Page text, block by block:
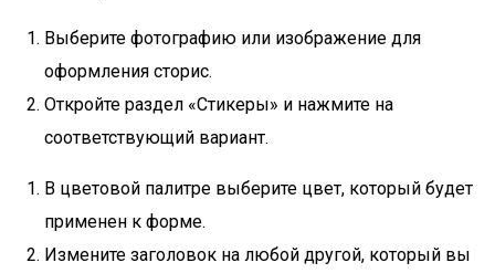
Выберите фотографию или изображение для
оформления сторис.
Откройте раздел «Стикеры» и нажмите на
соответствующий вариант.
В цветовой палитре выберите цвет, который будет
применен к форме.
Измените заголовок на любой другой, который вы